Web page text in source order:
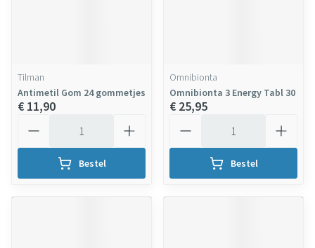
Tilman
Antimetil Gom 24 gommetjes
€ 11,90
Bestel
Omnibionta
Omnibionta 3 Energy Tabl 30
€ 25,95
Bestel